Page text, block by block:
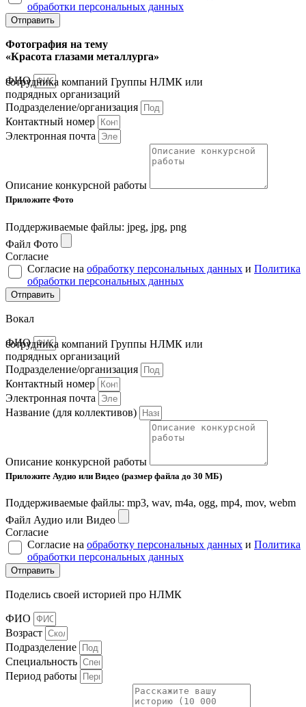
обработки персональных данных
Отправить
Фотография на тему
«Красота глазами металлурга»
ФИО
сотрудника компаний Группы НЛМК или
подрядных организаций
Подразделение/организация
Контактный номер
Электронная почта
Описание конкурсной работы
Приложите Фото
Поддерживаемые файлы: jpeg, jpg, png
Файл Фото
Согласие
Согласие на обработку персональных данных и Политика
обработки персональных данных
Отправить
Вокал
ФИО
сотрудника компаний Группы НЛМК или
подрядных организаций
Подразделение/организация
Контактный номер
Электронная почта
Название (для коллективов)
Описание конкурсной работы
Приложите Аудио или Видео (размер файла до 30 МБ)
Поддерживаемые файлы: mp3, wav, m4a, ogg, mp4, mov, webm
Файл Аудио или Видео
Согласие
Согласие на обработку персональных данных и Политика
обработки персональных данных
Отправить
Поделись своей историей про НЛМК
ФИО
Возраст
Подразделение
Cпециальность
Период работы